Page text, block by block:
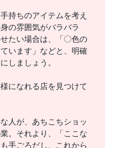
持ちのアイテムを考え
の雰囲気がバラバラ
たい場合は、「〇色の
います」などと、明確
しましょう。
になれる店を見つけて
人が、あちこちショッ
。それより、「ここな
手ごろだし、これから